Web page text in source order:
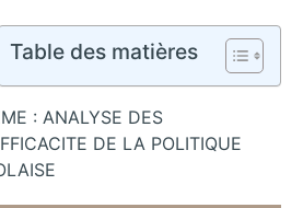
Table des matières
: ANALYSE DES
DE LA POLITIQUE